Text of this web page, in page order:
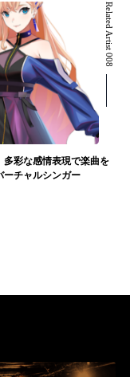
Related Artist 008
彩な感情表現で楽曲を
ーチャルシンガー